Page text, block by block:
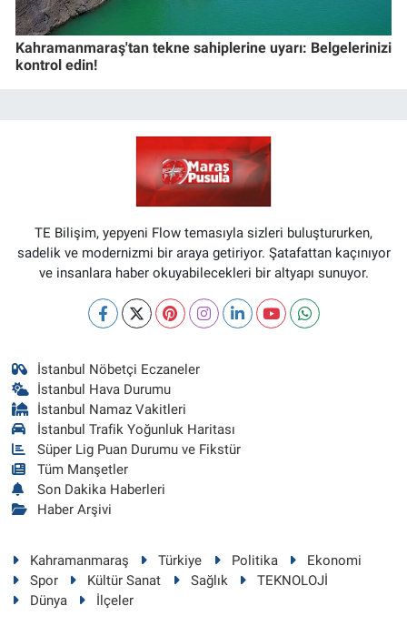
Kahramanmaraş'tan tekne sahiplerine uyarı: Belgelerinizi
kontrol edin!
TE Bilişim, yepyeni Flow temasıyla sizleri buluştururken,
sadelik ve modernizmi bir araya getiriyor. Şatafattan kaçınıyor
ve insanlara haber okuyabilecekleri bir altyapı sunuyor.
İstanbul Nöbetçi Eczaneler
İstanbul Hava Durumu
İstanbul Namaz Vakitleri
İstanbul Trafik Yoğunluk Haritası
Süper Lig Puan Durumu ve Fikstür
Tüm Manşetler
Son Dakika Haberleri
Haber Arşivi
Kahramanmaraş Türkiye Politika
Ekonomi
Spor
Kültür Sanat Sağlık
TEKNOLOJİ
Dünya
İlçeler